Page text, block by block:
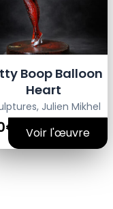
Boop Balloon
Heart
, Julien Mikhel
Voir l'œuvre